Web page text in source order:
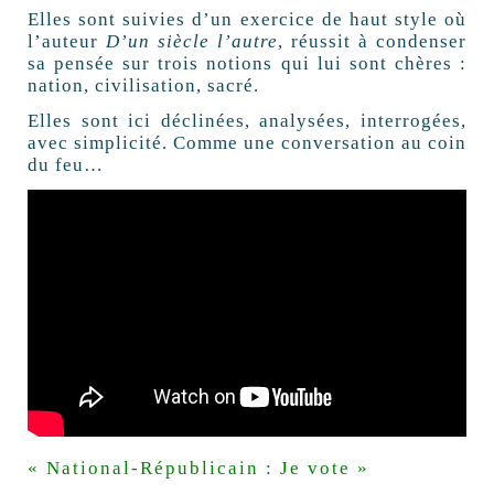
Elles sont suivies d’un exercice de haut style où
l’auteur D’un siècle l’autre, réussit à condenser
sa pensée sur trois notions qui lui sont chères :
nation, civilisation, sacré.
Elles sont ici déclinées, analysées, interrogées,
avec simplicité. Comme une conversation au coin
du feu…
« National-Républicain : Je vote »